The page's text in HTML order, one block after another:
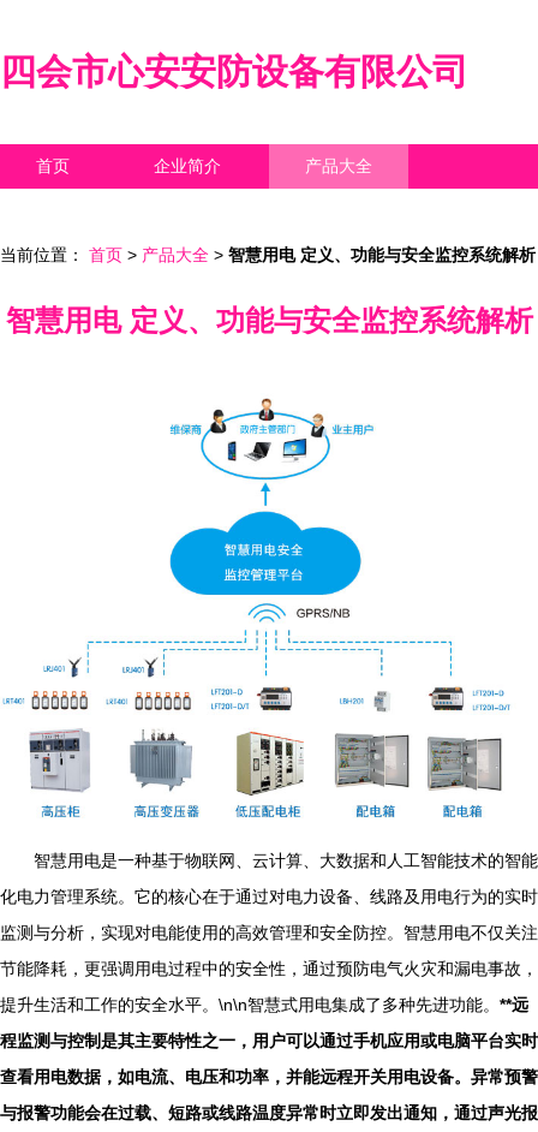
四会市心安安防设备有限公司
首页 企业简介 产品大全
当前位置： 首页 > 产品大全 > 智慧用电 定义、功能与安全监控系统解析
智慧用电 定义、功能与安全监控系统解析
智慧用电是一种基于物联网、云计算、大数据和人工智能技术的智能
化电力管理系统。它的核心在于通过对电力设备、线路及用电行为的实时
监测与分析，实现对电能使用的高效管理和安全防控。智慧用电不仅关注
节能降耗，更强调用电过程中的安全性，通过预防电气火灾和漏电事故，
提升生活和工作的安全水平。\n\n智慧式用电集成了多种先进功能。 **远
程监测与控制是其主要特性之一，用户可以通过手机应用或电脑平台实时
查看用电数据，如电流、电压和功率，并能远程开关用电设备。 异常预警
与报警功能会在过载、短路或线路温度异常时立即发出通知，通过声光报